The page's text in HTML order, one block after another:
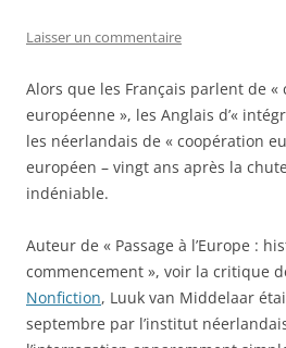
Laisser un commentaire
Alors que les Français parlent de «
européenne », les Anglais d’«
les néerlandais de « coopération
européen – vingt ans après la
indéniable.
Auteur de « Passage à l’Europe :
commencement », voir la critique
Nonfiction, Luuk van Middelaar
septembre par l’institut